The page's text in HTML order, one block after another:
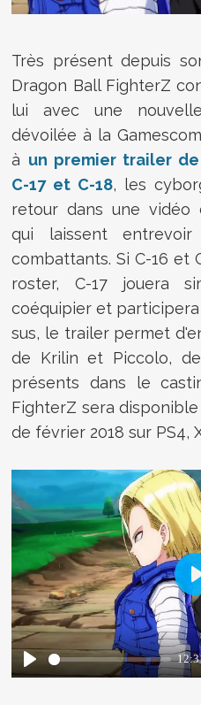
Très présent depuis
Dragon Ball FighterZ
lui avec une
dévoilée à la
à un premier trailer
C-17 et C-18, les
retour dans une vidéo
qui laissent
combattants. Si C-16 et
roster, C-17 jouera
coéquipier et participera
sus, le trailer permet
de Krilin et Piccolo,
présents dans le
FighterZ sera
de février 2018 sur PS4,